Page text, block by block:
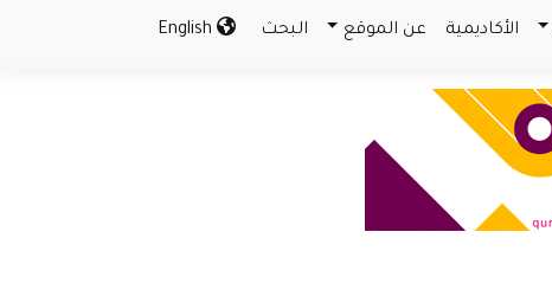
الأكاديمية عن الموقع البحث